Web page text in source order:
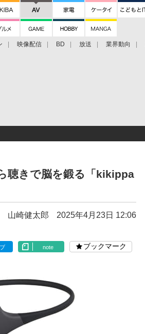
映像配信 BD 放送 業界動向
聴きで脳を鍛る「kikippa
山崎健太郎 2025年4月23日 12:06
note ブックマーク